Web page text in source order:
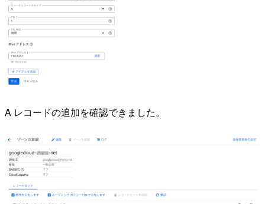
A レコードの追加を確認できました。